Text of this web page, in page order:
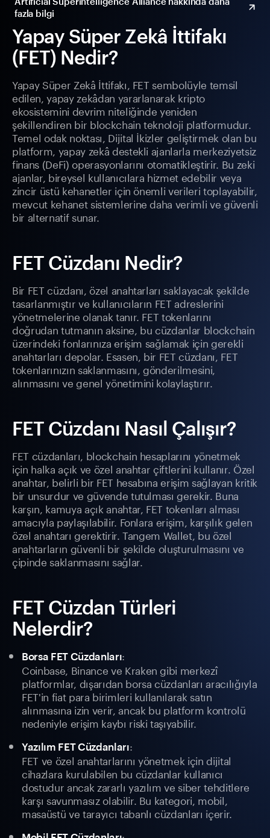
Yapay Süper Zekâ İttifakı
(FET) Nedir?
Yapay Süper Zekâ İttifakı, FET sembolüyle temsil
edilen, yapay zekâdan yararlanarak kripto
ekosistemini devrim niteliğinde yeniden
şekillendiren bir blockchain teknoloji platformudur.
Temel odak noktası, Dijital İkizler geliştirmek olan bu
platform, yapay zekâ destekli ajanlarla merkeziyetsiz
finans (DeFi) operasyonlarını otomatikleştirir. Bu zeki
ajanlar, bireysel kullanıcılara hizmet edebilir veya
zincir üstü kehanetler için önemli verileri toplayabilir,
mevcut kehanet sistemlerine daha verimli ve güvenli
bir alternatif sunar.
FET Cüzdanı Nedir?
Bir FET cüzdanı, özel anahtarları saklayacak şekilde
tasarlanmıştır ve kullanıcıların FET adreslerini
yönetmelerine olanak tanır. FET tokenlarını
doğrudan tutmanın aksine, bu cüzdanlar blockchain
üzerindeki fonlarınıza erişim sağlamak için gerekli
anahtarları depolar. Esasen, bir FET cüzdanı, FET
tokenlarınızın saklanmasını, gönderilmesini,
alınmasını ve genel yönetimini kolaylaştırır.
FET Cüzdanı Nasıl Çalışır?
FET cüzdanları, blockchain hesaplarını yönetmek
için halka açık ve özel anahtar çiftlerini kullanır. Özel
anahtar, belirli bir FET hesabına erişim sağlayan kritik
bir unsurdur ve güvende tutulması gerekir. Buna
karşın, kamuya açık anahtar, FET tokenları alması
amacıyla paylaşılabilir. Fonlara erişim, karşılık gelen
özel anahtarı gerektirir. Tangem Wallet, bu özel
anahtarların güvenli bir şekilde oluşturulmasını ve
çipinde saklanmasını sağlar.
FET Cüzdan Türleri
Nelerdir?
Borsa FET Cüzdanları:
Coinbase, Binance ve Kraken gibi merkezî
platformlar, dışarıdan borsa cüzdanları aracılığıyla
FET'in fiat para birimleri kullanılarak satın
alınmasına izin verir, ancak bu platform kontrolü
nedeniyle erişim kaybı riski taşıyabilir.
Yazılım FET Cüzdanları:
FET ve özel anahtarlarını yönetmek için dijital
cihazlara kurulabilen bu cüzdanlar kullanıcı
dostudur ancak zararlı yazılım ve siber tehditlere
karşı savunmasız olabilir. Bu kategori, mobil,
masaüstü ve tarayıcı tabanlı cüzdanları içerir.
fazla bilgi